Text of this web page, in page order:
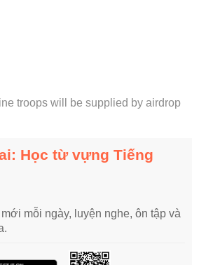
troops will be supplied by airdrop
Học từ vựng Tiếng
mỗi ngày, luyện nghe, ôn tập và